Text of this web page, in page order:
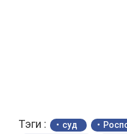
Тэги : суд